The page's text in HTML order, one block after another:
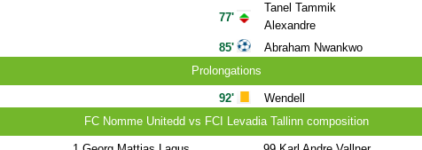
77'
85'
Tanel Tammik
Alexandre
Abraham Nwankwo
Prolongations
92'
Wendell
FC Nomme Unitedd vs FCI Levadia Tallinn composition